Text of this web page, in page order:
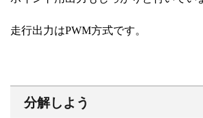
走行出力はPWM方式です。
分解しよう